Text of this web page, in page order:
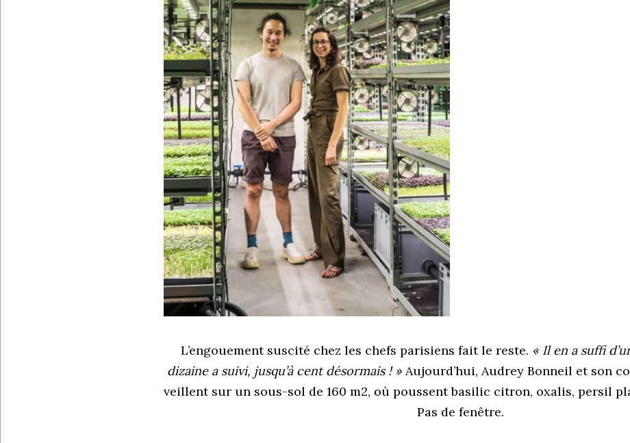
L’engouement suscité chez les chefs parisiens fait le reste. « Il en a suffi
dizaine a suivi, jusqu’à cent désormais ! » Aujourd’hui, Audrey Bonneil et son
veillent sur un sous-sol de 160 m2, où poussent basilic citron, oxalis, persil
Pas de fenêtre.